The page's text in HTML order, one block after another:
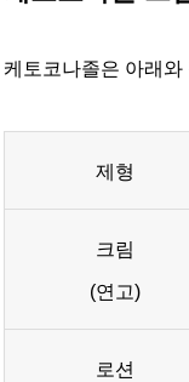
케토코나졸은 아래
제형
크림
(연고)
로션